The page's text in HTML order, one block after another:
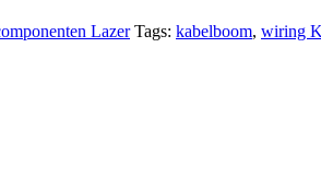
Lazer Tags: kabelboom, wiring